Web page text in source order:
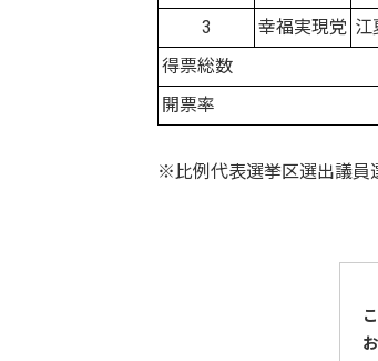
3
幸福実現党
得票総数
開票率
※比例代表選挙区選出議員